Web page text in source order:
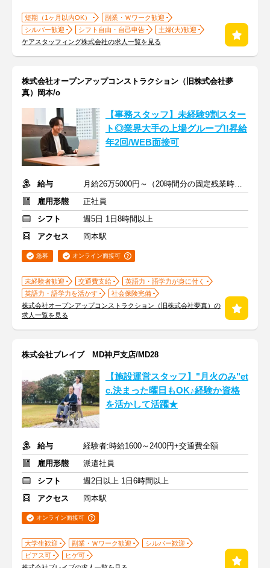
短期（1ヶ月以内OK）
副業・Ｗワーク歓迎
シルバー歓迎
シフト自由・自己申告
主婦(夫)歓迎
ケアスタッフィング株式会社の求人一覧を見る
株式会社オープンアップコンストラクション（旧株式会社夢
真）岡本/o
【事務スタッフ】未経験9割スター
ト◎業界大手の上場グループ!!昇給
年2回/WEB面接可
給与
月給26万5000円～（20時間分の固定残業時間代を含む）
雇用形態
正社員
シフト
週5日 1日8時間以上
アクセス
岡本駅
急募 オンライン面接可
未経験者歓迎 交通費支給
英語力・語学力が身に付く
英語力・語学力を活かす
社会保険完備
株式会社オープンアップコンストラクション（旧株式会社夢真）の
求人一覧を見る
株式会社ブレイブ MD神戸支店/MD28
【施設運営スタッフ】"月火のみ"et
c.決まった曜日もOK♪経験か資格
を活かして活躍★
給与
経験者:時給1600～2400円+交通費全額
雇用形態
派遣社員
シフト
週2日以上 1日6時間以上
アクセス
岡本駅
オンライン面接可
大学生歓迎 副業・Ｗワーク歓迎
シルバー歓迎
ピアス可
ヒゲ可